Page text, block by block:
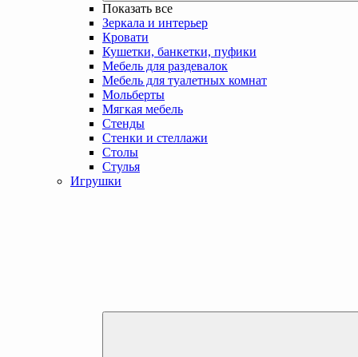
Показать все
Зеркала и интерьер
Кровати
Кушетки, банкетки, пуфики
Мебель для раздевалок
Мебель для туалетных комнат
Мольберты
Мягкая мебель
Стенды
Стенки и стеллажи
Столы
Стулья
Игрушки